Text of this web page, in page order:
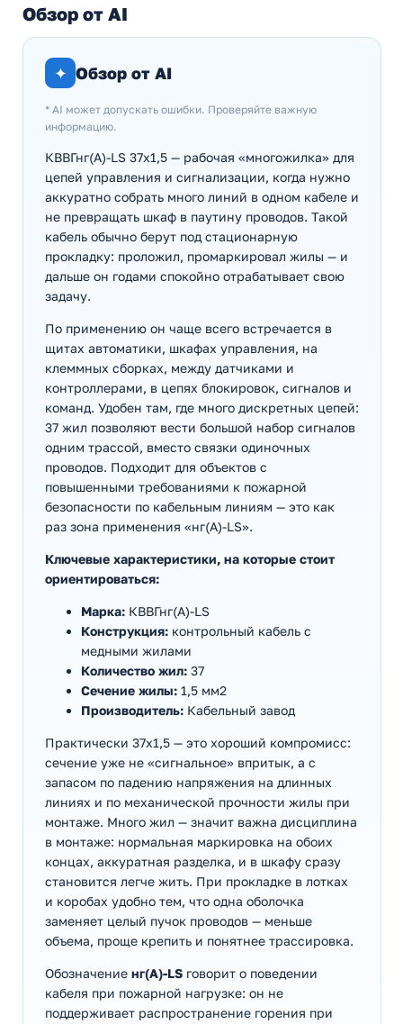
Обзор от AI
✦ Обзор от AI
* AI может допускать ошибки. Проверяйте важную
информацию.
КВВГнг(А)-LS 37х1,5 — рабочая «многожилка» для
цепей управления и сигнализации, когда нужно
аккуратно собрать много линий в одном кабеле и
не превращать шкаф в паутину проводов. Такой
кабель обычно берут под стационарную
прокладку: проложил, промаркировал жилы — и
дальше он годами спокойно отрабатывает свою
задачу.
По применению он чаще всего встречается в
щитах автоматики, шкафах управления, на
клеммных сборках, между датчиками и
контроллерами, в цепях блокировок, сигналов и
команд. Удобен там, где много дискретных цепей:
37 жил позволяют вести большой набор сигналов
одним трассой, вместо связки одиночных
проводов. Подходит для объектов с
повышенными требованиями к пожарной
безопасности по кабельным линиям — это как
раз зона применения «нг(А)-LS».
Ключевые характеристики, на которые стоит
ориентироваться:
Марка: КВВГнг(А)-LS
Конструкция: контрольный кабель с
медными жилами
Количество жил: 37
Сечение жилы: 1,5 мм2
Производитель: Кабельный завод
Практически 37х1,5 — это хороший компромисс:
сечение уже не «сигнальное» впритык, а с
запасом по падению напряжения на длинных
линиях и по механической прочности жилы при
монтаже. Много жил — значит важна дисциплина
в монтаже: нормальная маркировка на обоих
концах, аккуратная разделка, и в шкафу сразу
становится легче жить. При прокладке в лотках
и коробах удобно тем, что одна оболочка
заменяет целый пучок проводов — меньше
объема, проще крепить и понятнее трассировка.
Обозначение нг(А)-LS говорит о поведении
кабеля при пожарной нагрузке: он не
поддерживает распространение горения при